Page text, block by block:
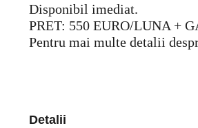
Disponibil imediat.
PRET: 550 EURO/LUNA +
Pentru mai multe detalii
Detalii